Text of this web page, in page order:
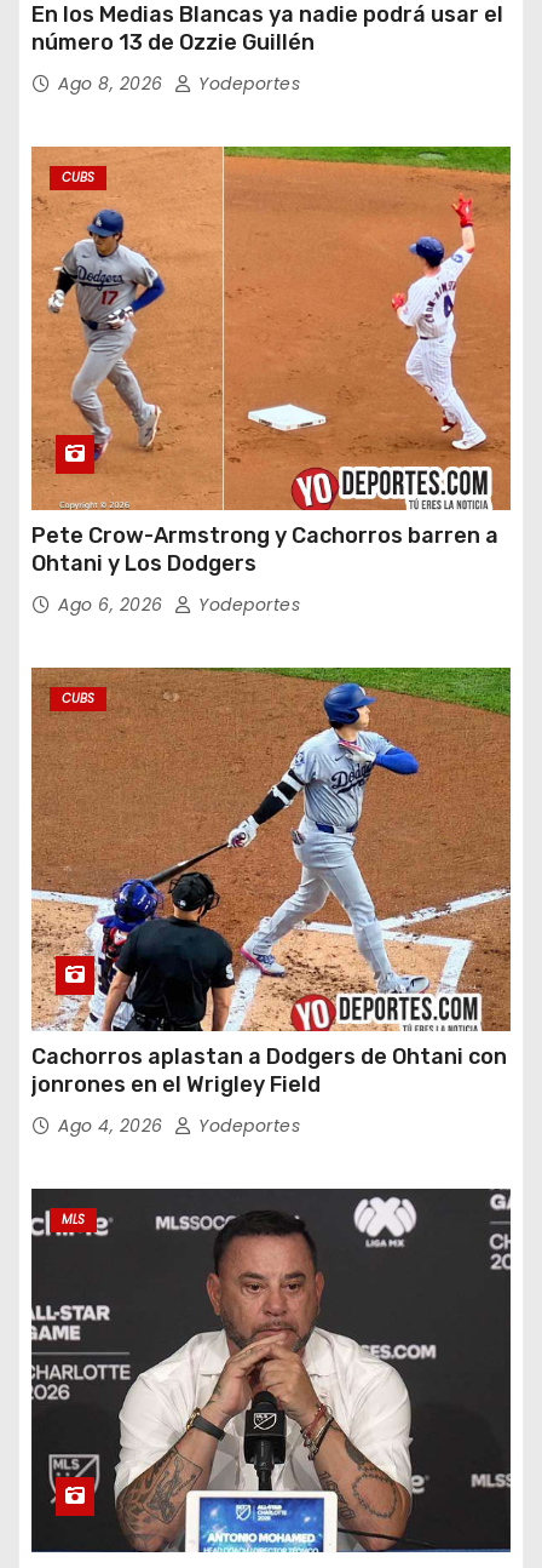
En los Medias Blancas ya nadie podrá usar el
número 13 de Ozzie Guillén
Ago 8, 2026 Yodeportes
CUBS
Pete Crow-Armstrong y Cachorros barren a
Ohtani y Los Dodgers
Ago 6, 2026 Yodeportes
CUBS
Cachorros aplastan a Dodgers de Ohtani con
jonrones en el Wrigley Field
Ago 4, 2026 Yodeportes
MLS